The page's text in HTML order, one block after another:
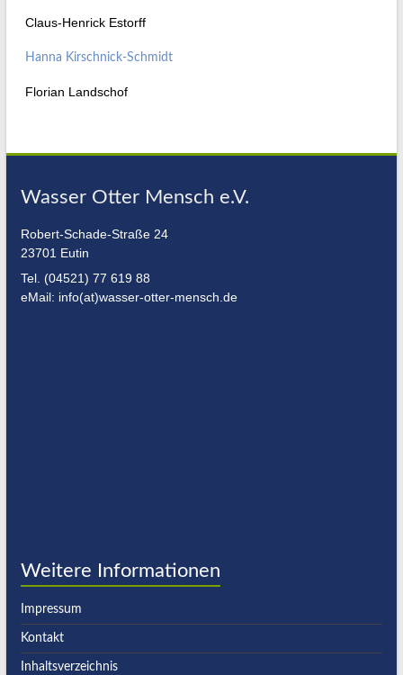
Claus-Henrick Estorff
Hanna Kirschnick-Schmidt
Florian Landschof
Wasser Otter Mensch e.V.
Robert-Schade-Straße 24
23701 Eutin
Tel. (04521) 77 619 88
eMail: info(at)wasser-otter-mensch.de
Weitere Informationen
Impressum
Kontakt
Inhaltsverzeichnis